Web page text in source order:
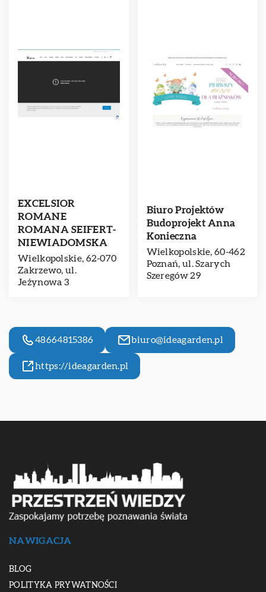
EXCELSIOR
ROMANE
ROMANA SEIFERT-
NIEWIADOMSKA
Wielkopolskie, 62-070
Zakrzewo, ul.
Jeżynowa 3
Biuro Projektów
Budoprojekt Anna
Konieczna
Wielkopolskie, 60-462
Poznań, ul. Szarych
Szeregów 29
48664815386 biuro@ideagarden.pl
https://ideagarden.pl
NAWIGACJA
BLOG
POLITYKA PRYWATNOŚCI